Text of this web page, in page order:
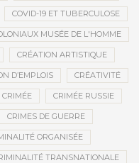
COVID-19 ET TUBERCULOSE
MUSÉE DE L'HOMME
CRÉATION ARTISTIQUE
D’EMPLOIS CRÉATIVITÉ
CRIMÉE CRIMÉE RUSSIE
CRIMES DE GUERRE
ORGANISÉE
TRANSNATIONALE